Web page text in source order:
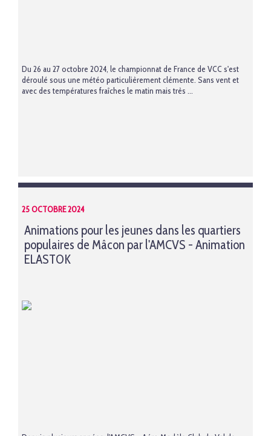
Du 26 au 27 octobre 2024, le championnat de France de VCC s'est
déroulé sous une météo particulièrement clémente. Sans vent et
avec des températures fraîches le matin mais très ...
25 OCTOBRE 2024
Animations pour les jeunes dans les quartiers
populaires de Mâcon par l'AMCVS - Animation
ELASTOK